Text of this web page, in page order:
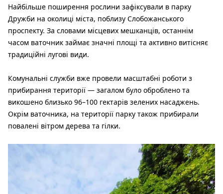
Найбільше поширення рослини зафіксували в парку
Дружби на околиці міста, поблизу Слобожанського
проспекту. За словами місцевих мешканців, останнім
часом ваточник займає значні площі та активно витісняє
традиційні лугові види.
Комунальні служби вже провели масштабні роботи з
прибирання території — загалом було оброблено та
викошено близько 96–100 гектарів зелених насаджень.
Окрім ваточника, на території парку також прибирали
повалені вітром дерева та гілки.